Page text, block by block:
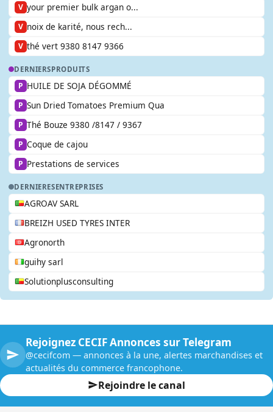
V your premier bulk argan o...
V noix de karité, nous rech...
V thé vert 9380 8147 9366
DERNIERSPRODUITS
P HUILE DE SOJA DÉGOMMÉ
P Sun Dried Tomatoes Premium Qua
P Thé Bouze 9380 /8147 / 9367
P Coque de cajou
P Prestations de services
DERNIERESENTREPRISES
AGROAV SARL
BREIZH USED TYRES INTER
Agronorth
guihy sarl
Solutionplusconsulting
Rejoignez CECIF Annonces sur Telegram
@cecifcom — annonces à la une, alertes marchandises et
actualités du commerce francophone.
Rejoindre le canal